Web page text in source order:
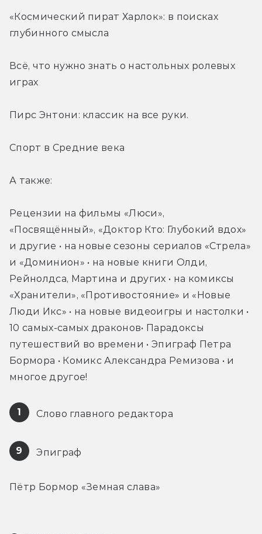
«Космический пират Харлок»: в поисках
глубинного смысла
Всё, что нужно знать о настольных ролевых
играх
Пирс Энтони: классик на все руки.
Спорт в Средние века
А также:
Рецензии на фильмы «Люси»,
«Посвящённый», «Доктор Кто: Глубокий вдох»
и другие • на новые сезоны сериалов «Стрела»
и «Доминион» • на новые книги Олди,
Рейнолдса, Мартина и других • на комиксы
«Хранители», «Противостояние» и «Новые
Люди Икс» • на новые видеоигры и настолки •
10 самых-самых драконов• Парадоксы
путешествий во времени • Эпиграф Петра
Бормора • Комикс Александра Ремизова • и
многое другое!
1 Слово главного редактора
9 Эпиграф
Пётр Бормор «Земная слава»